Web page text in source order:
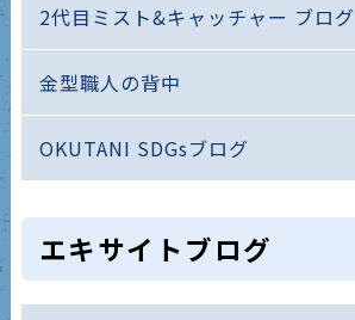
2代目ミスト&キャッチャー ブログ
金型職人の背中
OKUTANI SDGsブログ
エキサイトブログ